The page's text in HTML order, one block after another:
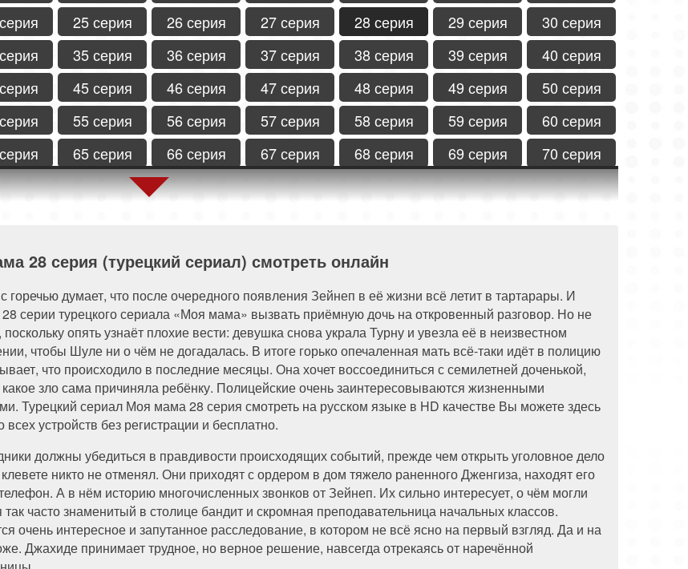
25 серия 26 серия 27 серия 28 серия 29 серия
30 серия
35 серия 36 серия 37 серия 38 серия 39 серия
40 серия
45 серия 46 серия 47 серия 48 серия 49 серия
50 серия
55 серия 56 серия 57 серия 58 серия 59 серия
60 серия
65 серия 66 серия 67 серия 68 серия 69 серия
70 серия
75 серия 76 серия 77 серия 78 серия 79 серия
80 серия
28 серия (турецкий сериал) смотреть онлайн
горечью думает, что после очередного появления Зейнеп в её жизни всё летит в тартарары. И
серии турецкого сериала «Моя мама» вызвать приёмную дочь на откровенный разговор. Но не
поскольку опять узнаёт плохие вести: девушка снова украла Турну и увезла её в неизвестном
чтобы Шуле ни о чём не догадалась. В итоге горько опечаленная мать всё-таки идёт в полицию
что происходило в последние месяцы. Она хочет воссоединиться с семилетней доченькой,
зло сама причиняла ребёнку. Полицейские очень заинтересовываются жизненными
Турецкий сериал Моя мама 28 серия смотреть на русском языке в HD качестве Вы можете здесь
всех устройств без регистрации и бесплатно.
должны убедиться в правдивости происходящих событий, прежде чем открыть уголовное дело
никто не отменял. Они приходят с ордером в дом тяжело раненного Дженгиза, находят его
А в нём историю многочисленных звонков от Зейнеп. Их сильно интересует, о чём могли
часто знаменитый в столице бандит и скромная преподавательница начальных классов.
очень интересное и запутанное расследование, в котором не всё ясно на первый взгляд. Да и на
Джахиде принимает трудное, но верное решение, навсегда отрекаясь от наречённой